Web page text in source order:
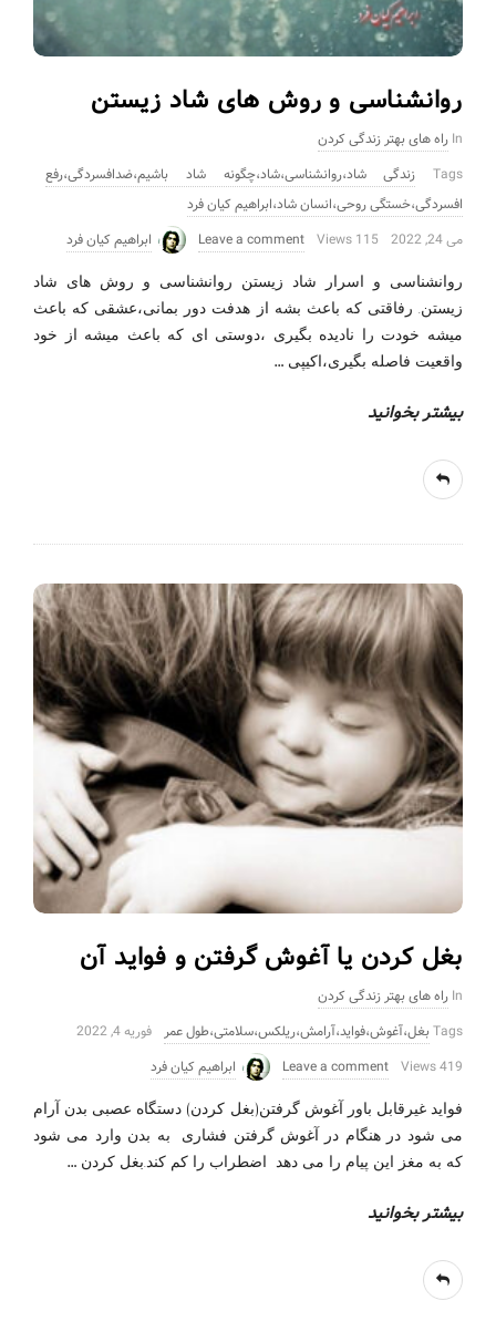
روانشناسی و روش های شاد زیستن
In راه های بهتر زندگی کردن
Tags
زندگی شاد،روانشناسی،شاد،چگونه شاد باشیم،ضدافسردگی،رفع
افسردگی،خستگی روحی،انسان شاد،ابراهیم کیان فرد
می 24, 2022
115 Views
Leave a comment ابراهیم کیان فرد
روانشناسی و اسرار شاد زیستن روانشناسی و روش های شاد
زیستن. رفاقتی که باعث بشه از هدفت دور بمانی،عشقی که باعث
میشه خودت را نادیده بگیری ،دوستی ای که باعث میشه از خود
واقعیت فاصله بگیری،اکیپی …
بیشتر بخوانید
بغل کردن یا آغوش گرفتن و فواید آن
In راه های بهتر زندگی کردن
Tagsبغل،آغوش،فواید،آرامش،ریلکس،سلامتی،طول عمر
فوریه 4, 2022
419 Views
Leave a comment ابراهیم کیان فرد
فواید غیرقابل باور آغوش گرفتن(بغل کردن) دستگاه عصبی بدن آرام
می شود در هنگام در آغوش گرفتن فشاری به بدن وارد می شود
که به مغز این پیام را می دهد اضطراب را کم کند.بغل کردن …
بیشتر بخوانید